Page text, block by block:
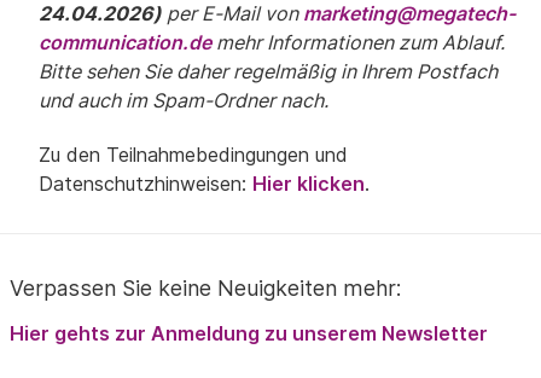
24.04.2026) per E-Mail von marketing@megatech-
communication.demehr Informationen zum Ablauf.
Bitte sehen Sie daher regelmäßig in Ihrem Postfach
und auch im Spam-Ordner nach.
Zu den Teilnahmebedingungen und
Datenschutzhinweisen: Hier klicken.
Verpassen Sie keine Neuigkeiten mehr:
Hier gehts zur Anmeldung zu unserem Newsletter